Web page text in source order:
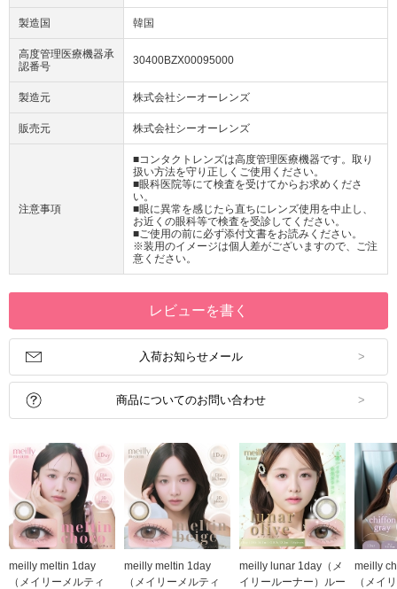
製造国 韓国
高度管理医療機器承
認番号
30400BZX00095000
製造元 株式会社シーオーレンズ
販売元 株式会社シーオーレンズ
注意事項
■コンタクトレンズは高度管理医療機器です。取り
扱い方法を守り正しくご使用ください。
■眼科医院等にて検査を受けてからお求めくださ
い。
■眼に異常を感じたら直ちにレンズ使用を中止し、
お近くの眼科等で検査を受診してください。
■ご使用の前に必ず添付文書をお読みください。
※装用のイメージは個人差がございますので、ご注
意ください。
レビューを書く
入荷お知らせメール
商品についてのお問い合わせ
meilly meltin 1day
（メイリーメルティ
meilly meltin 1day
（メイリーメルティ
meilly lunar 1day（メ
イリールーナー）ルー
meilly
（メイ